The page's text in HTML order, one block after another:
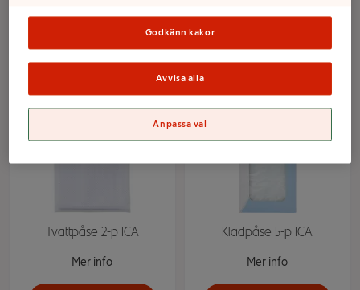
Välj butik Välj butik
Tvättpåse 2-p ICA
Mer info
Klädpåse 5-p ICA
Mer info
Godkänn kakor
Avvisa alla
Anpassa val